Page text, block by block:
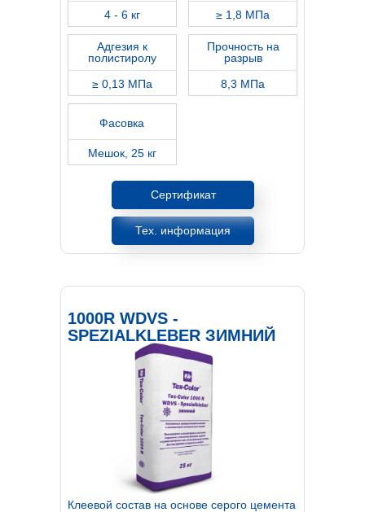
Тех. информация
Сертификат
4 - 6 кг
Фасовка
Мешок, 25 кг
≥ 1,8 МПа
Адгезия к
полистиролу
≥ 0,13 МПа
Прочность на
разрыв
8,3 МПа
1000R WDVS -
SPEZIALKLEBER ЗИМНИЙ
Клеевой состав на основе серого цемента